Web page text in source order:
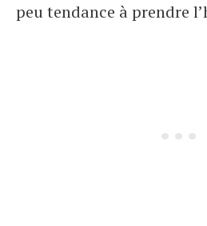
peu tendance à prendre